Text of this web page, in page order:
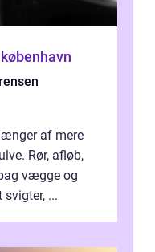
af mere
Rør, afløb,
vægge og
svigter, ...